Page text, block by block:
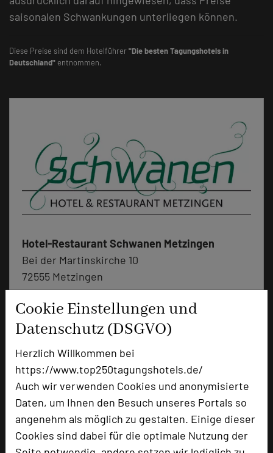
Cookie Einstellungen und
Datenschutz (DSGVO)
Herzlich Willkommen bei
https://www.top250tagungshotels.de/
Auch wir verwenden Cookies und anonymisierte
Daten, um Ihnen den Besuch unseres Portals so
angenehm als möglich zu gestalten. Einige dieser
Cookies sind dabei für die optimale Nutzung der
saisonalen Schwankungen unterliegen können.
Diese Preise sind dem Hotelführer"Die besten Tagungshotels in
Deutschland" entnommen.
Hotel-Restaurant Schwanen Metzingen
Bei der Martinskirche 10
72555 Metzingen
phone +49 7123 946-0
mail Email
zur Tagungsanfrage hinzufügen add_circle
Bewertung